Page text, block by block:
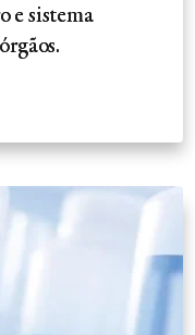
e sistema